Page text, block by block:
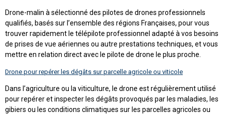
Drone-malin à sélectionné des pilotes de drones professionnels
qualifiés, basés sur l’ensemble des régions Françaises, pour vous
trouver rapidement le télépilote professionnel adapté à vos besoins
de prises de vue aériennes ou autre prestations techniques, et vous
mettre en relation direct avec le pilote de drone le plus proche.
Drone pour repérer les dégâts sur parcelle agricole ou viticole
Dans l’agriculture ou la viticulture, le drone est régulièrement utilisé
pour repérer et inspecter les dégâts provoqués par les maladies, les
gibiers ou les conditions climatiques sur les parcelles agricoles ou